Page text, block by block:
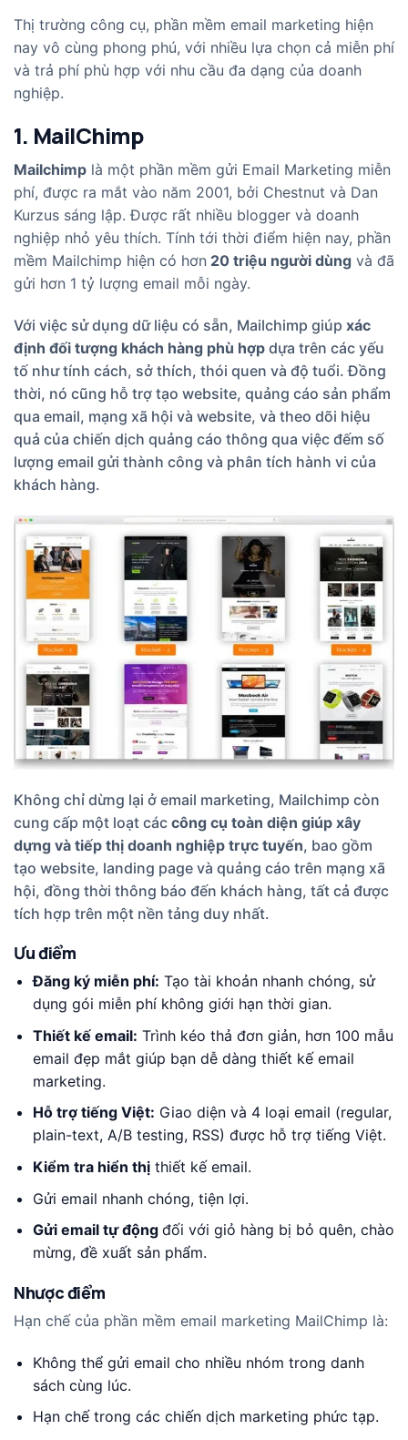
Thị trường công cụ, phần mềm email marketing hiện
nay vô cùng phong phú, với nhiều lựa chọn cả miễn phí
và trả phí phù hợp với nhu cầu đa dạng của doanh
nghiệp.
1. MailChimp
Mailchimp là một phần mềm gửi Email Marketing miễn
phí, được ra mắt vào năm 2001, bởi Chestnut và Dan
Kurzus sáng lập. Được rất nhiều blogger và doanh
nghiệp nhỏ yêu thích. Tính tới thời điểm hiện nay, phần
mềm Mailchimp hiện có hơn 20 triệu người dùng và đã
gửi hơn 1 tỷ lượng email mỗi ngày.
Với việc sử dụng dữ liệu có sẵn, Mailchimp giúp xác
định đối tượng khách hàng phù hợp dựa trên các yếu
tố như tính cách, sở thích, thói quen và độ tuổi. Đồng
thời, nó cũng hỗ trợ tạo website, quảng cáo sản phẩm
qua email, mạng xã hội và website, và theo dõi hiệu
quả của chiến dịch quảng cáo thông qua việc đếm số
lượng email gửi thành công và phân tích hành vi của
khách hàng.
Không chỉ dừng lại ở email marketing, Mailchimp còn
cung cấp một loạt các công cụ toàn diện giúp xây
dựng và tiếp thị doanh nghiệp trực tuyến, bao gồm
tạo website, landing page và quảng cáo trên mạng xã
hội, đồng thời thông báo đến khách hàng, tất cả được
tích hợp trên một nền tảng duy nhất.
Ưu điểm
Đăng ký miễn phí: Tạo tài khoản nhanh chóng, sử
dụng gói miễn phí không giới hạn thời gian.
Thiết kế email: Trình kéo thả đơn giản, hơn 100 mẫu
email đẹp mắt giúp bạn dễ dàng thiết kế email
marketing.
Hỗ trợ tiếng Việt: Giao diện và 4 loại email (regular,
plain-text, A/B testing, RSS) được hỗ trợ tiếng Việt.
Kiểm tra hiển thịthiết kế email.
Gửi email nhanh chóng, tiện lợi.
Gửi email tự động đối với giỏ hàng bị bỏ quên, chào
mừng, đề xuất sản phẩm.
Nhược điểm
Hạn chế của phần mềm email marketing MailChimp là:
Không thể gửi email cho nhiều nhóm trong danh
sách cùng lúc.
Hạn chế trong các chiến dịch marketing phức tạp.